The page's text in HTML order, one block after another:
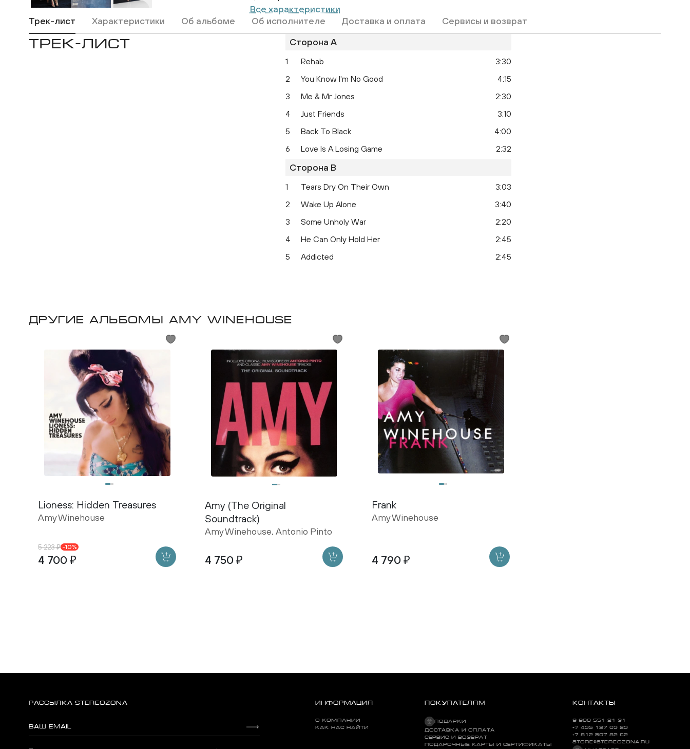
Все характеристики
Трек-лист Характеристики Об альбоме Об исполнителе Доставка и оплата Сервисы и возврат
ТРЕК-ЛИСТ Сторона A
1 Rehab
3:30
2
You Know I'm No Good
4:15
3
Me & Mr Jones
2:30
4
Just Friends
3:10
5
Back To Black
4:00
6
Love Is A Losing Game 2:32
Сторона B
1 Tears Dry On Their Own
3:03
2
Wake Up Alone
3:40
3
Some Unholy War
2:20
4
He Can Only Hold Her
2:45
5
Addicted 2:45
Другие альбомы Amy Winehouse
Amy Winehouse
Lioness: Hidden Treasures
5 223 ₽ -10%
4 700 ₽
Amy Winehouse, Antonio Pinto
Amy (The Original
Soundtrack)
4 750 ₽
Amy Winehouse
Frank
4 790 ₽
РАССЫЛКА STEREOZONA ИНФОРМАЦИЯ
О КОМПАНИИ
КАК НАС НАЙТИ
ПОКУПАТЕЛЯМ
ПОДАРКИ
ДОСТАВКА И ОПЛАТА
СЕРВИС И ВОЗВРАТ
ПОДАРОЧНЫЕ КАРТЫ И СЕРТИФИКАТЫ
КОНТАКТЫ
8 800 551 21 31
+7 495 127 09 29
+7 812 507 82 62
STORE@STEREOZONA.RU